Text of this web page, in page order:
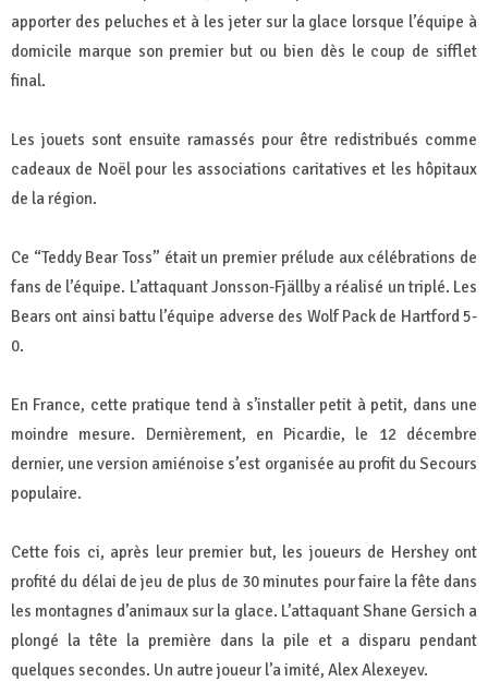
apporter des peluches et à les jeter sur la glace lorsque l’équipe à
domicile marque son premier but ou bien dès le coup de sifflet
final.
Les jouets sont ensuite ramassés pour être redistribués comme
cadeaux de Noël pour les associations caritatives et les hôpitaux
de la région.
Ce “Teddy Bear Toss” était un premier prélude aux célébrations de
fans de l’équipe. L’attaquant Jonsson-Fjällby a réalisé un triplé. Les
Bears ont ainsi battu l’équipe adverse des Wolf Pack de Hartford 5-
0.
En France, cette pratique tend à s’installer petit à petit, dans une
moindre mesure. Dernièrement, en Picardie, le 12 décembre
dernier, une version amiénoise s’est organisée au profit du Secours
populaire.
Cette fois ci, après leur premier but, les joueurs de Hershey ont
profité du délai de jeu de plus de 30 minutes pour faire la fête dans
les montagnes d’animaux sur la glace. L’attaquant Shane Gersich a
plongé la tête la première dans la pile et a disparu pendant
quelques secondes. Un autre joueur l’a imité, Alex Alexeyev.